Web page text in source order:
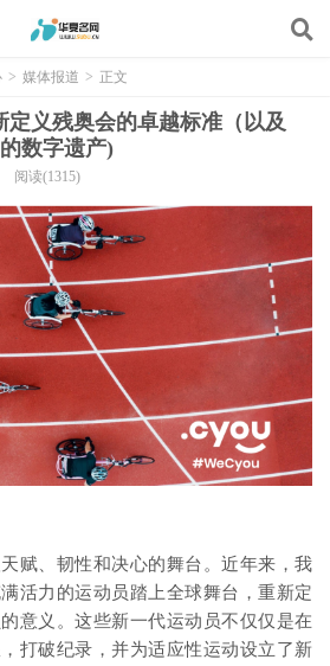
> 媒体报道 > 正文
定义残奥会的卓越标准（以及
数字遗产)
阅读(1315)
赋、韧性和决心的舞台。近年来，我
活力的运动员踏上全球舞台，重新定
意义。这些新一代运动员不仅仅是在
打破纪录，并为适应性运动设立了新